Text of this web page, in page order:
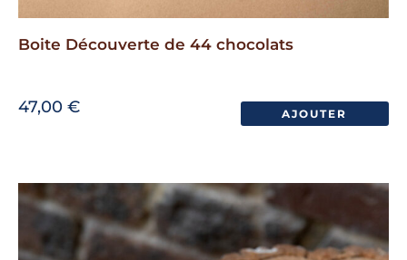
Boite Découverte de 44 chocolats
47,00 € AJOUTER